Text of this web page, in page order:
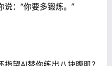
：“你要多锻炼。”